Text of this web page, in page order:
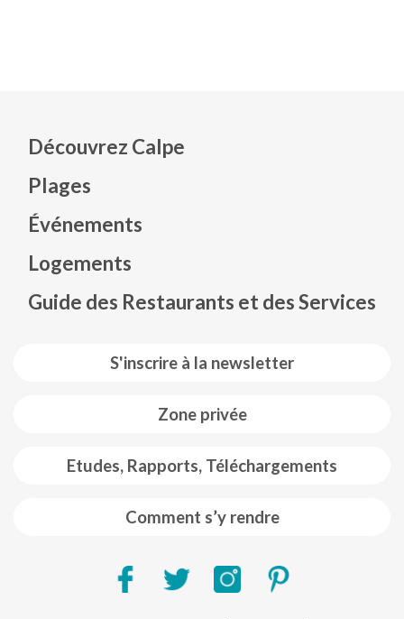
S'inscrire à la newsletter
Zone privée
Etudes, Rapports, Téléchargements
Comment s’y rendre
Découvrez Calpe
Plages
Événements
Logements
Guide des Restaurants et des Services